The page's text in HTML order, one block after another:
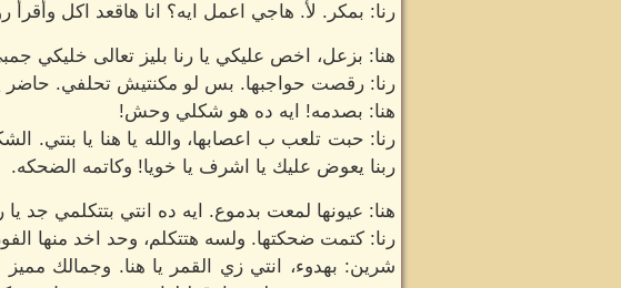
رنا: بمكر. لأ. هاجي اعمل ايه؟ انا هاقعد اكل وأقرأ
هنا: بزعل، اخص عليكي يا رنا بليز تعالى خليكي
رنا: رقصت حواجبها. بس لو مكنتيش تحلفي.
هنا: بصدمه! ايه ده هو شكلي وحش!
رنا: حبت تلعب ب اعصابها، والله يا هنا يا
ربنا يعوض عليك يا اشرف يا خويا! وكاتمه الضحكه.
هنا: عيونها لمعت بدموع. ايه ده انتي بتتكلمي
رنا: كتمت ضحكتها. ولسه هتتكلم، وحد اخد منها
شرين: بهدوء، انتي زي القمر يا هنا. وجمالك